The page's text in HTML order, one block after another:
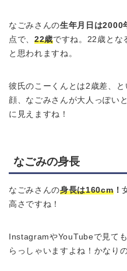
なごみさんの生年月日は2000
点で、22歳ですね。22歳とな
と思われますね。
彼氏のこーくんとは2歳差、
顔、なごみさんが大人っぽい
に見えますね！
なごみの身長
なごみさんの身長は160cm！
高さですね！
InstagramやYouTubeで見て
らっしゃいますよね！かなり